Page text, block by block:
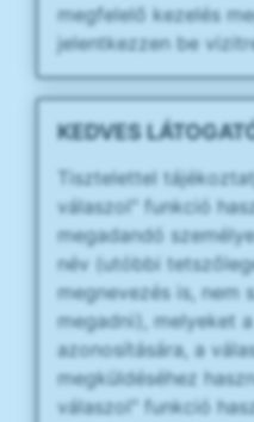
megfelelő kezelés
jelentkezzen be
KEDVES
Tisztelettel
válaszol" funkció
megadandó
név (utóbbi
megnevezés is, nem
megadni), melyeket
azonosítására, a
megküldéséhez
válaszol" funkció